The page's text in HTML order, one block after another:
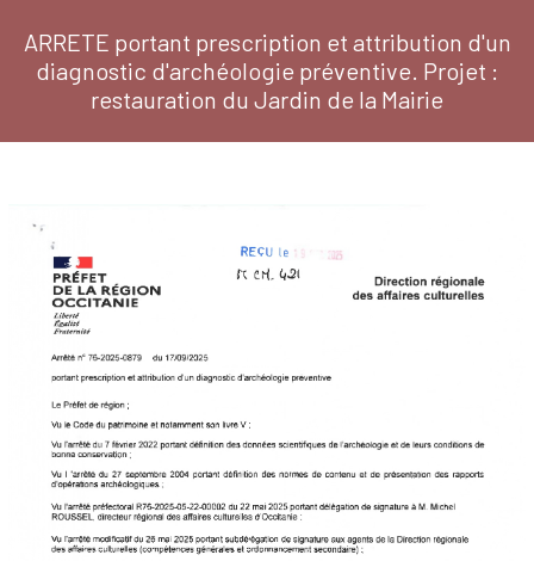
ARRETE portant prescription et attribution d'un
diagnostic d'archéologie préventive. Projet :
restauration du Jardin de la Mairie